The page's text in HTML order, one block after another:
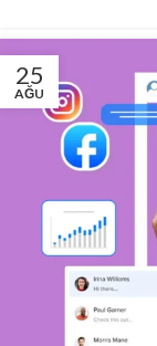
25
AĞU